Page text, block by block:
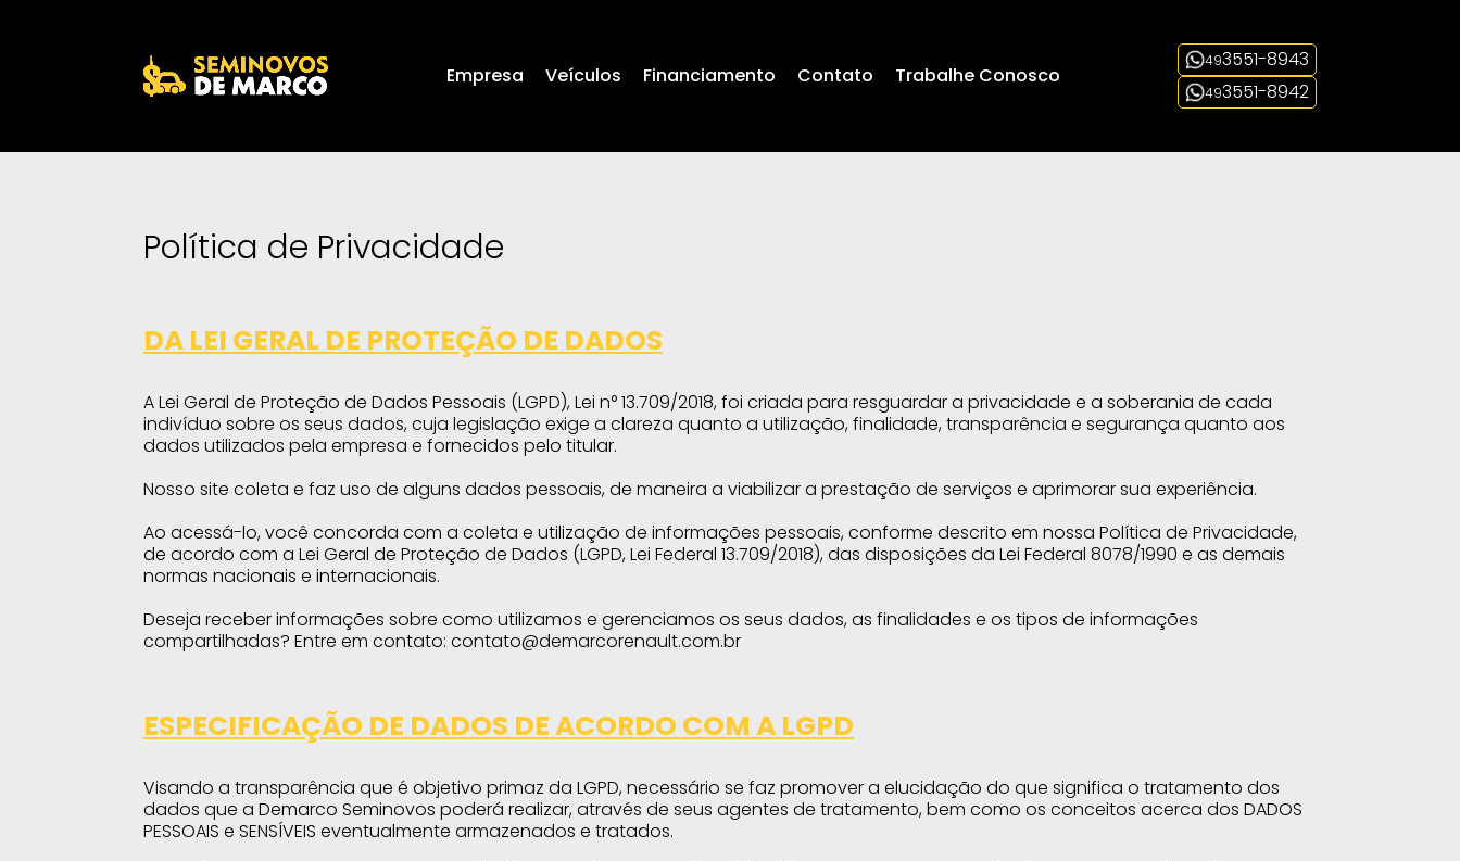
Empresa Veículos Financiamento Contato Trabalhe Conosco
493551-8943
493551-8942
Política de Privacidade
DA LEI GERAL DE PROTEÇÃO DE DADOS
A Lei Geral de Proteção de Dados Pessoais (LGPD), Lei n° 13.709/2018, foi criada para resguardar a privacidade e a soberania de cada
indivíduo sobre os seus dados, cuja legislação exige a clareza quanto a utilização, finalidade, transparência e segurança quanto aos
dados utilizados pela empresa e fornecidos pelo titular.
Nosso site coleta e faz uso de alguns dados pessoais, de maneira a viabilizar a prestação de serviços e aprimorar sua experiência.
Ao acessá-lo, você concorda com a coleta e utilização de informações pessoais, conforme descrito em nossa Política de Privacidade,
de acordo com a Lei Geral de Proteção de Dados (LGPD, Lei Federal 13.709/2018), das disposições da Lei Federal 8078/1990 e as demais
normas nacionais e internacionais.
Deseja receber informações sobre como utilizamos e gerenciamos os seus dados, as finalidades e os tipos de informações
compartilhadas? Entre em contato: contato@demarcorenault.com.br
ESPECIFICAÇÃO DE DADOS DE ACORDO COM A LGPD
Visando a transparência que é objetivo primaz da LGPD, necessário se faz promover a elucidação do que significa o tratamento dos
dados que a Demarco Seminovos poderá realizar, através de seus agentes de tratamento, bem como os conceitos acerca dos DADOS
PESSOAIS e SENSÍVEIS eventualmente armazenados e tratados.